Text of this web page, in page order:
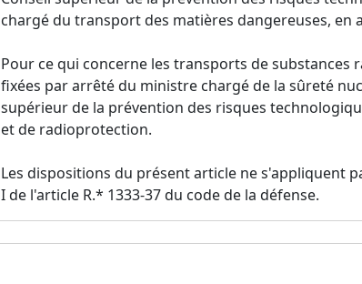
chargé du transport des matières dangereuses, en
Pour ce qui concerne les transports de substances
fixées par arrêté du ministre chargé de la sûreté
supérieur de la prévention des risques
et de radioprotection.
Les dispositions du présent article ne s'appliquent
I de l'article R.* 1333-37 du code de la défense.